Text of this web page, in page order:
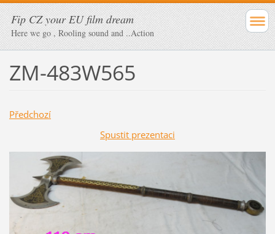
Fip CZ your EU film dream
Here we go , Rooling sound and ..Action
ZM-483W565
Předchozí
Spustit prezentaci